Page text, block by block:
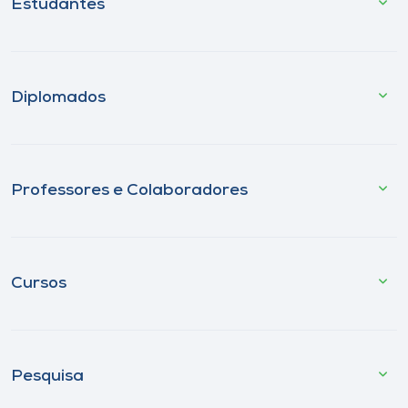
Estudantes
Diplomados
Professores e Colaboradores
Cursos
Pesquisa